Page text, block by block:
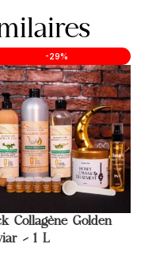
-29%
Collagène Golden
– 1 L